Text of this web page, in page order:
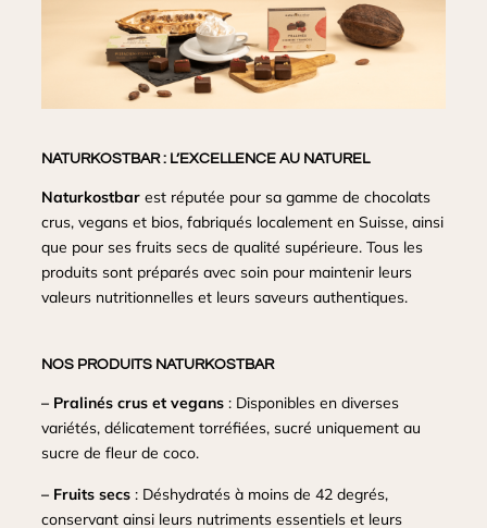
NATURKOSTBAR : L’EXCELLENCE AU NATUREL
Naturkostbar est réputée pour sa gamme de chocolats
crus, vegans et bios, fabriqués localement en Suisse, ainsi
que pour ses fruits secs de qualité supérieure. Tous les
produits sont préparés avec soin pour maintenir leurs
valeurs nutritionnelles et leurs saveurs authentiques.
NOS PRODUITS NATURKOSTBAR
– Pralinés crus et vegans : Disponibles en diverses
variétés, délicatement torréfiées, sucré uniquement au
sucre de fleur de coco.
– Fruits secs : Déshydratés à moins de 42 degrés,
conservant ainsi leurs nutriments essentiels et leurs